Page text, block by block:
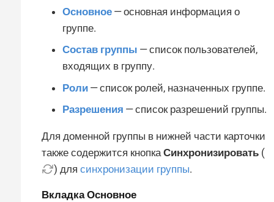
Основное — основная информация о
группе.
Состав группы — список пользователей,
входящих в группу.
Роли — список ролей, назначенных группе.
Разрешения — список разрешений группы.
Для доменной группы в нижней части карточки
также содержится кнопкаСинхронизировать (
) для синхронизации группы.
ВкладкаОсновное